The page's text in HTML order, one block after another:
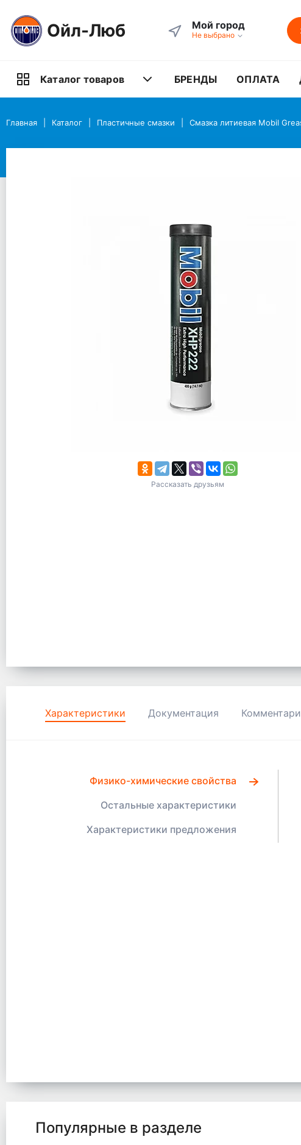
Ойл-Люб Мой город
Не выбрано
Каталог товаров БРЕНДЫ ОПЛАТА
Главная Каталог Пластичные смазки Смазка литиевая Mobil
Рассказать друзьям
Характеристики Документация
Физико-химические свойства
Остальные характеристики
Характеристики предложения
Популярные в разделе